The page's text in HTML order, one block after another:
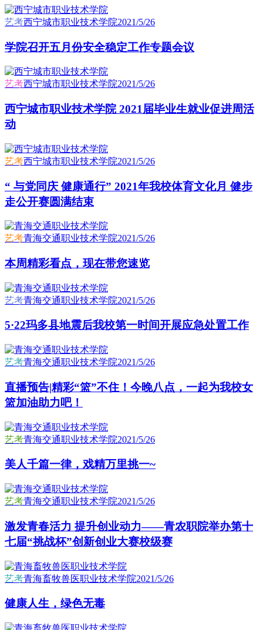
艺考西宁城市职业技术学院2021/5/26
学院召开五月份安全稳定工作专题会议
艺考西宁城市职业技术学院2021/5/26
西宁城市职业技术学院 2021届毕业生就业促进周活
动
艺考西宁城市职业技术学院2021/5/26
“ 与党同庆 健康通行” 2021年我校体育文化月 健步
走公开赛圆满结束
艺考青海交通职业技术学院2021/5/26
本周精彩看点，现在带您速览
艺考青海交通职业技术学院2021/5/26
5·22玛多县地震后我校第一时间开展应急处置工作
艺考青海交通职业技术学院2021/5/26
直播预告|精彩“篮”不住！今晚八点，一起为我校女
篮加油助力吧！
艺考青海交通职业技术学院2021/5/26
美人千篇一律，戏精万里挑一~
艺考青海交通职业技术学院2021/5/26
激发青春活力 提升创业动力——青农职院举办第十
七届“挑战杯”创新创业大赛校级赛
艺考青海畜牧兽医职业技术学院2021/5/26
健康人生，绿色无毒